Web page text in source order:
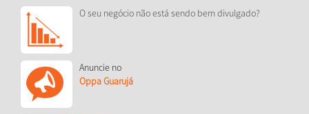
O seu negócio não está sendo bem divulgado?
Anuncie no
Oppa Guarujá